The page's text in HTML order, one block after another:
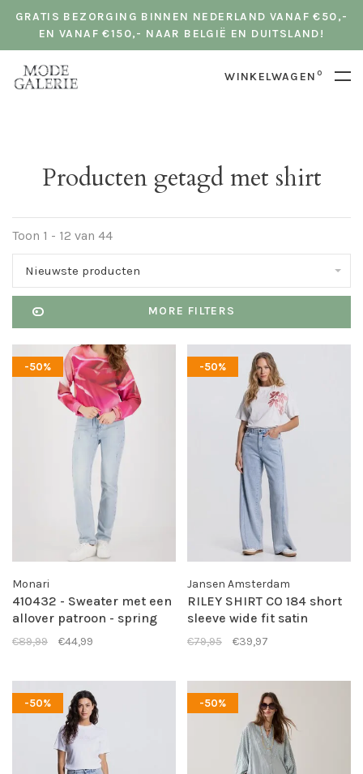
GRATIS BEZORGING BINNEN NEDERLAND VANAF €50,-
EN VANAF €150,- NAAR BELGIË EN DUITSLAND!
WINKELWAGEN 0
Producten getagd met shirt
Toon 1 - 12 van 44
Nieuwste producten
MORE FILTERS
-50%
Monari
410432 - Sweater met een
allover patroon - spring
flower pattern
€89,99 €44,99
-50%
Jansen Amsterdam
RILEY SHIRT CO 184 short
sleeve wide fit satin
embroidery flower- blush
€79,95 €39,97
-50% -50%